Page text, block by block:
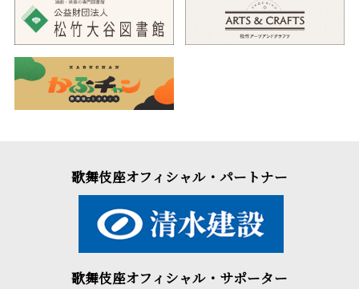
歌舞伎座オフィシャル・パートナー
歌舞伎座オフィシャル・サポーター